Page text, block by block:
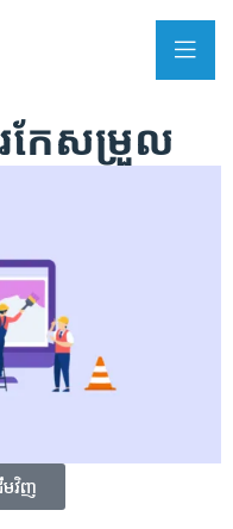
កែសម្រួល
មវិញ